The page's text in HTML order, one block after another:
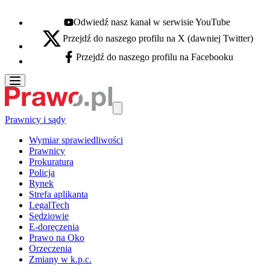
Youtube - otwiera się w nowej karcie
Odwiedź nasz kanał w serwisie YouTube
X - otwiera się w nowej karcie
Przejdź do naszego profilu na X (dawniej Twitter)
Facebook - otwiera się w nowej karcie
Przejdź do naszego profilu na Facebooku
Prawnicy i sądy
Wymiar sprawiedliwości
Prawnicy
Prokuratura
Policja
Rynek
Strefa aplikanta
LegalTech
Sędziowie
E-doręczenia
Prawo na Oko
Orzeczenia
Zmiany w k.p.c.